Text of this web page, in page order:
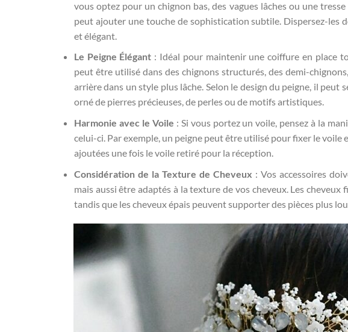
vous optez pour un chignon bas, des vagues lâches ou une
peut ajouter une touche de sophistication subtile. Dispersez-
et élégant.
Le Peigne Élégant : Idéal pour maintenir une coiffure en place
peut être utilisé dans des chignons structurés, des demi-
arrière dans un style plus lâche. Selon le design du peigne, il
orné de pierres précieuses, de perles ou de motifs artistiques.
Harmonie avec le Voile : Si vous portez un voile, pensez à la
celui-ci. Par exemple, un peigne peut être utilisé pour fixer le voile
ajoutées une fois le voile retiré pour la réception.
Considération de la Texture de Cheveux : Vos accessoires
mais aussi être adaptés à la texture de vos cheveux. Les cheveux
tandis que les cheveux épais peuvent supporter des pièces plus